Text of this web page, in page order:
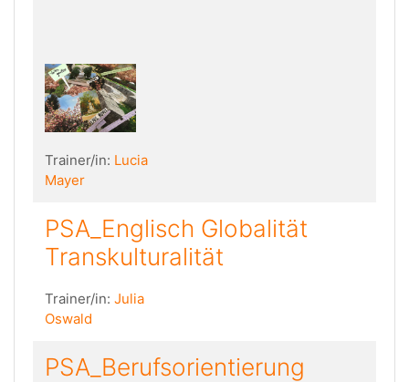
Trainer/in: Lucia
Mayer
PSA_Englisch Globalität
Transkulturalität
Trainer/in: Julia
Oswald
PSA_Berufsorientierung